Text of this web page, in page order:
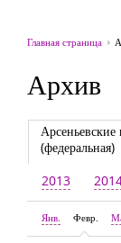
Главная страница
Архив
Арсеньевские
(федеральная)
2013
Янв. Февр.